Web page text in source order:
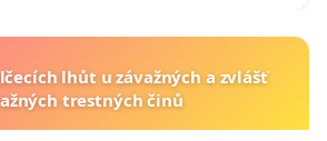
lhůt u závažných a zvlášť
trestných činů